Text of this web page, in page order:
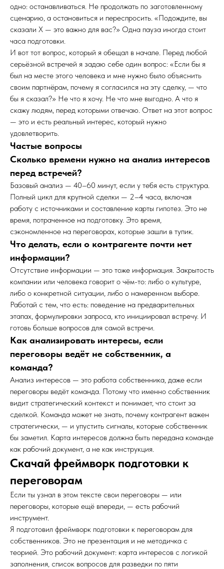
одно: останавливаться. Не продолжать по заготовленному
сценарию, а остановиться и переспросить. «Подождите, вы
сказали X — это важно для вас?» Одна пауза иногда стоит
часа подготовки.
И вот тот вопрос, который я обещал в начале. Перед любой
серьёзной встречей я задаю себе один вопрос: «Если бы я
был на месте этого человека и мне нужно было объяснить
своим партнёрам, почему я согласился на эту сделку, — что
бы я сказал?» Не что я хочу. Не что мне выгодно. А что я
скажу людям, перед которыми отвечаю. Ответ на этот вопрос
— это и есть реальный интерес, который нужно
удовлетворить.
Частые вопросы
Сколько времени нужно на анализ интересов
перед встречей?
Базовый анализ — 40–60 минут, если у тебя есть структура.
Полный цикл для крупной сделки — 2–4 часа, включая
работу с источниками и составление карты гипотез. Это не
время, потраченное на подготовку. Это время,
сэкономленное на переговорах, которые зашли в тупик.
Что делать, если о контрагенте почти нет
информации?
Отсутствие информации — это тоже информация. Закрытость
компании или человека говорит о чём-то: либо о культуре,
либо о конкретной ситуации, либо о намеренном выборе.
Работай с тем, что есть: поведение на предварительных
этапах, формулировки запроса, кто инициировал встречу. И
готовь больше вопросов для самой встречи.
Как анализировать интересы, если
переговоры ведёт не собственник, а
команда?
Анализ интересов — это работа собственника, даже если
переговоры ведёт команда. Потому что именно собственник
видит стратегический контекст и понимает, что стоит за
сделкой. Команда может не знать, почему контрагент важен
стратегически, — и упустить сигналы, которые собственник
бы заметил. Карта интересов должна быть передана команде
как рабочий документ, а не как инструкция.
Скачай фреймворк подготовки к
переговорам
Если ты узнал в этом тексте свои переговоры — или
переговоры, которые ещё впереди, — есть рабочий
инструмент.
Я подготовил фреймворк подготовки к переговорам для
собственников. Это не презентация и не методичка с
теорией. Это рабочий документ: карта интересов с логикой
заполнения, список вопросов для разведки по пяти